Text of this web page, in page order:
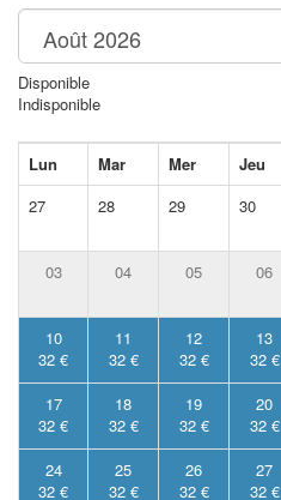
Disponible
Indisponible
Lun Mar Mer Jeu
27
28 29 30
03 04 05 06
10
32 €
11
32 €
12
32 €
13
32 €
17
32 €
18
32 €
19
32 €
20
32 €
24
32 €
25
32 €
26
32 €
27
32 €